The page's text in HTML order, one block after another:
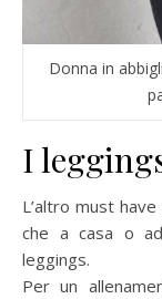
Donna in
I
L’altro must
che a casa o
leggings.
Per un